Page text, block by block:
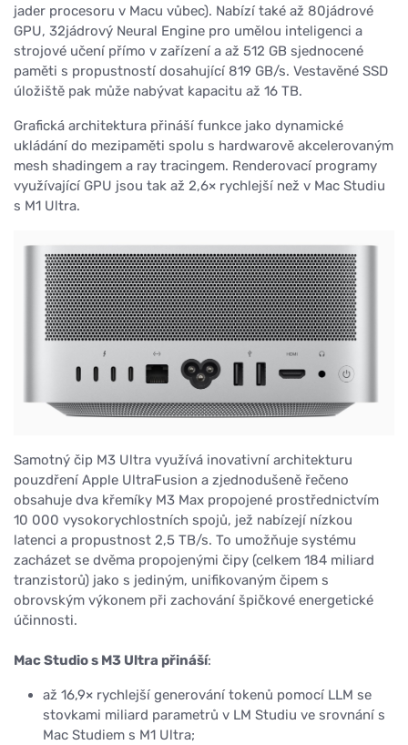
jader procesoru v Macu vůbec). Nabízí také až 80jádrové
GPU, 32jádrový Neural Engine pro umělou inteligenci a
strojové učení přímo v zařízení a až 512 GB sjednocené
paměti s propustností dosahující 819 GB/s. Vestavěné SSD
úložiště pak může nabývat kapacitu až 16 TB.
Grafická architektura přináší funkce jako dynamické
ukládání do mezipaměti spolu s hardwarově akcelerovaným
mesh shadingem a ray tracingem. Renderovací programy
využívající GPU jsou tak až 2,6× rychlejší než v Mac Studiu
s M1 Ultra.
Samotný čip M3 Ultra využívá inovativní architekturu
pouzdření Apple UltraFusion a zjednodušeně řečeno
obsahuje dva křemíky M3 Max propojené prostřednictvím
10 000 vysokorychlostních spojů, jež nabízejí nízkou
latenci a propustnost 2,5 TB/s. To umožňuje systému
zacházet se dvěma propojenými čipy (celkem 184 miliard
tranzistorů) jako s jediným, unifikovaným čipem s
obrovským výkonem při zachování špičkové energetické
účinnosti.
Mac Studio s M3 Ultra přináší:
až 16,9× rychlejší generování tokenů pomocí LLM se
stovkami miliard parametrů v LM Studiu ve srovnání s
Mac Studiem s M1 Ultra;